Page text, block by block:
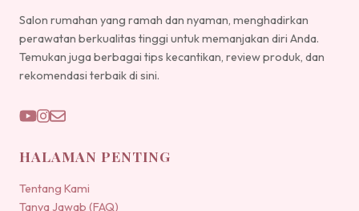
Salon rumahan yang ramah dan nyaman, menghadirkan
perawatan berkualitas tinggi untuk memanjakan diri Anda.
Temukan juga berbagai tips kecantikan, review produk, dan
rekomendasi terbaik di sini.
HALAMAN PENTING
Tentang Kami
Tanya Jawab (FAQ)